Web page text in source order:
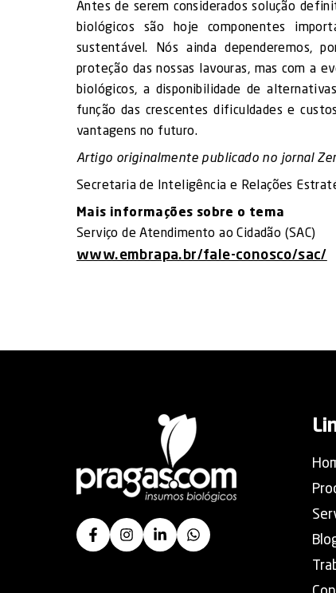
Antes de serem considerados solução
biológicos são hoje componentes
sustentável. Nós ainda dependeremos,
proteção das nossas lavouras, mas com a
biológicos, a disponibilidade de
função das crescentes dificuldades e
vantagens no futuro.
Artigo originalmente publicado no jornal
Secretaria de Inteligência e Relações
Mais informações sobre o tema
Serviço de Atendimento ao Cidadão (SAC)
www.embrapa.br/fale-conosco/sac/